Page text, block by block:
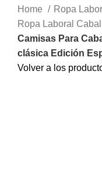
Home
Ropa
Ropa Laboral
Camisas Para
clásica Edición
Volver a los